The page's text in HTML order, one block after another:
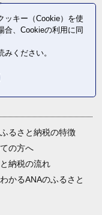
るさと納税の特徴
の方へ
納税の流れ
かるANAのふるさと
ッキー（Cookie）を使
合、Cookieの利用に同
みください。